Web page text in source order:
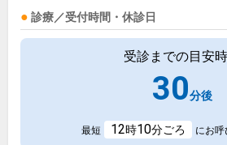
診療／受付時間・休診日
受診までの目安
30分後
最短 12時10分ごろ にお